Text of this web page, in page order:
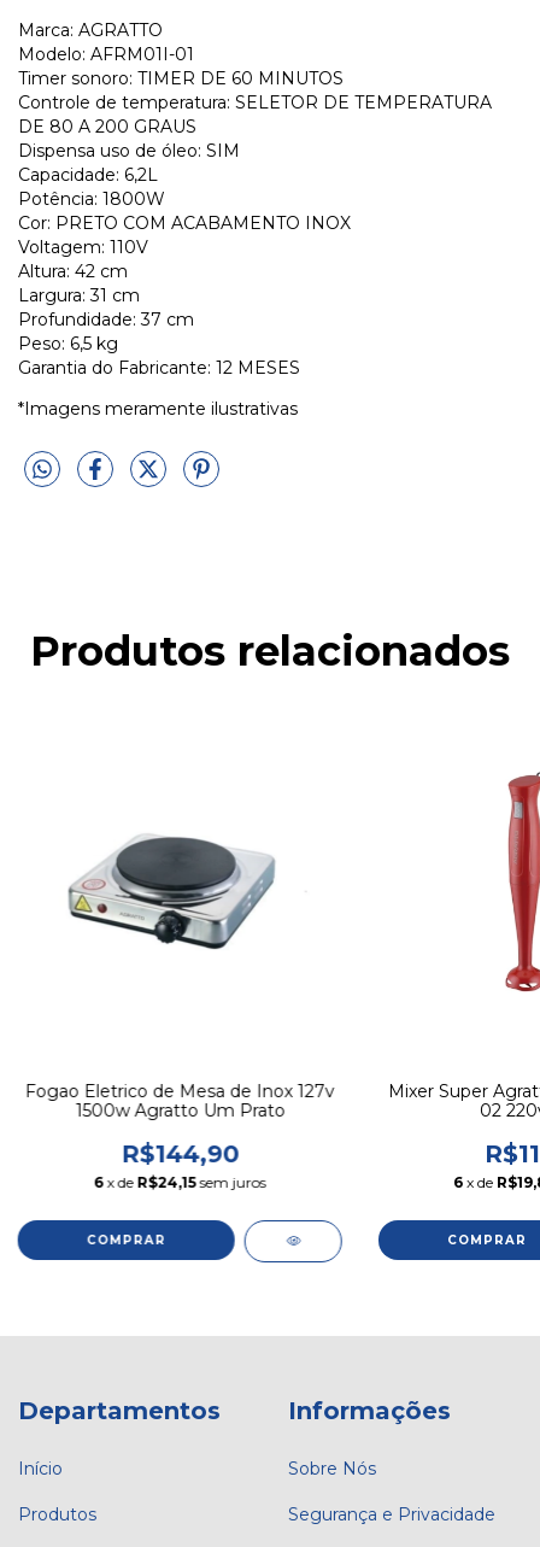
Marca: AGRATTO
Modelo: AFRM01I-01
Timer sonoro: TIMER DE 60 MINUTOS
Controle de temperatura: SELETOR DE TEMPERATURA
DE 80 A 200 GRAUS
Dispensa uso de óleo: SIM
Capacidade: 6,2L
Potência: 1800W
Cor: PRETO COM ACABAMENTO INOX
Voltagem: 110V
Altura: 42 cm
Largura: 31 cm
Profundidade: 37 cm
Peso: 6,5 kg
Garantia do Fabricante: 12 MESES
*Imagens meramente ilustrativas
Produtos relacionados
Fogao Eletrico de Mesa de Inox 127v
1500w Agratto Um Prato
R$144,90
6 x de R$24,15 sem juros
Mixer Super
02
6 x de
Departamentos
Início
Produtos
Informações
Sobre Nós
Segurança e Privacidade